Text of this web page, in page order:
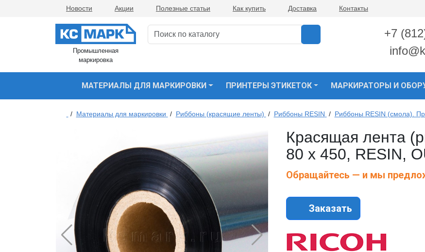
Новости Акции Полезные статьи Как купить Доставка Контакты
Промышленная
маркировка
+7
МАТЕРИАЛЫ ДЛЯ МАРКИРОВКИ ПРИНТЕРЫ ЭТИКЕТОК МАРКИРАТОРЫ И
/ Материалы для маркировки / Риббоны (красящие ленты) / Риббоны RESIN / Риббоны RESIN (смола).
Красящая лента
80 х 450, RESIN,
Обращайтесь — и мы
Заказать